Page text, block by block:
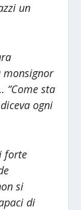
un
monsignor
“Come sta
ogni
forte
si
di